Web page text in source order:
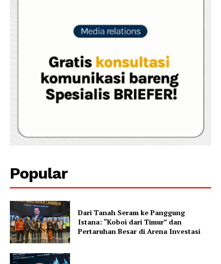
Popular
Dari Tanah Seram ke Panggung
Istana: “Koboi dari Timur” dan
Pertaruhan Besar di Arena Investasi